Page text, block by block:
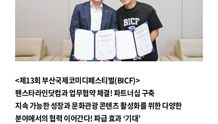
<제13회 부산국제코미디페스티벌(BICF)>
팬스타라인닷컴과 업무협약 체결! 파트너십 구축
지속 가능한 성장과 문화관광 콘텐츠 활성화를 위한 다양한
분야에서의 협력 이어간다! 파급 효과 ‘기대’